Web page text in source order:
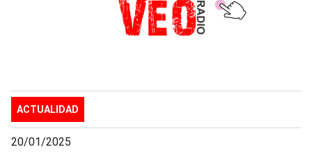
ACTUALIDAD
20/01/2025